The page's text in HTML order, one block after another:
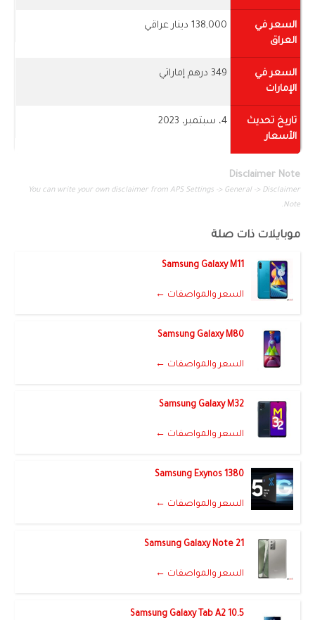
السعر في
العراق
138,000 دينار عراقي
السعر في
الإمارات
349 درهم إماراتي
تاريخ تحديث
الأسعار
4، سبتمبر، 2023
Disclaimer Note
You can write your own disclaimer from APS Settings -> General -> Disclaimer
Note.
موبايلات ذات صلة
Samsung Galaxy M11
السعر والمواصفات ←
Samsung Galaxy M80
السعر والمواصفات ←
Samsung Galaxy M32
السعر والمواصفات ←
Samsung Exynos 1380
السعر والمواصفات ←
Samsung Galaxy Note 21
السعر والمواصفات ←
Samsung Galaxy Tab A2 10.5